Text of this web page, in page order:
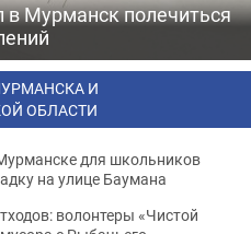
Мурманск полечиться
И
ОБЛАСТИ
для школьников
на улице Баумана
волонтеры «Чистой